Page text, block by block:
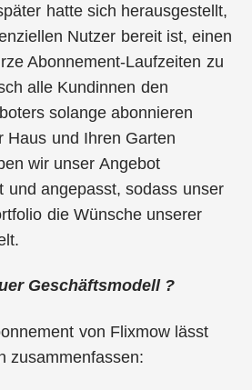
hatte sich herausgestellt,
Nutzer bereit ist, einen
Abonnement-Laufzeiten zu
alle Kundinnen den
solange abonnieren
Haus und Ihren Garten
wir unser Angebot
und angepasst, sodass unser
die Wünsche unserer
Geschäftsmodell ?
von Flixmow lässt
zusammenfassen: